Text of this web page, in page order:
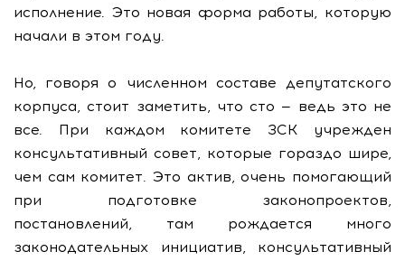
исполнение. Это новая форма работы, которую
начали в этом году.
Но, говоря о численном составе депутатского
корпуса, стоит заметить, что сто — ведь это не
все. При каждом комитете ЗСК учрежден
консультативный совет, которые гораздо шире,
чем сам комитет. Это актив, очень помогающий
при подготовке законопроектов,
постановлений, там рождается много
законодательных инициатив, консультативный